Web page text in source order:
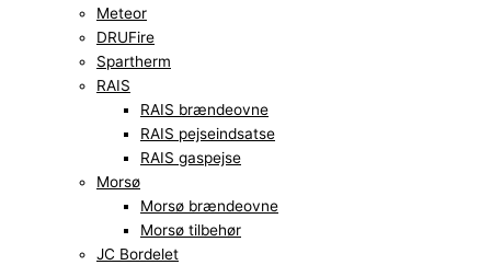
Meteor
DRUFire
Spartherm
RAIS
RAIS brændeovne
RAIS pejseindsatse
RAIS gaspejse
Morsø
Morsø brændeovne
Morsø tilbehør
JC Bordelet